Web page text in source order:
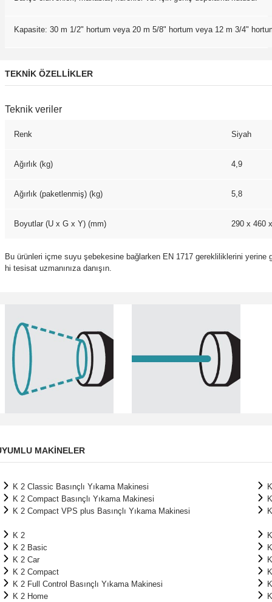
Kapasite: 30 m 1/2" hortum veya 20 m 5/8" hortum veya 12 m 3/4"
TEKNIK ÖZELLIKLER
Teknik veriler
Renk Siyah
Ağırlık (kg) 4,9
Ağırlık (paketlenmiş) (kg) 5,8
Boyutlar (U x G x Y) (mm) 290 x 460
Bu ürünleri içme suyu şebekesine bağlarken EN 1717 gerekliliklerini yerine
hi tesisat uzmanınıza danışın.
MAKINELER
K 2 Classic Basınçlı Yıkama Makinesi
K 2 Compact Basınçlı Yıkama Makinesi
K 2 Compact VPS plus Basınçlı Yıkama Makinesi
K 2
K 2 Basic
K 2 Car
K 2 Compact
K 2 Full Control Basınçlı Yıkama Makinesi
K 2 Home